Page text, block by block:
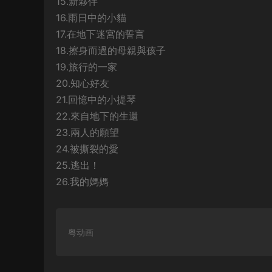
16.雨日中的小貓
17.在地下迷宮的誓言
18.擦身而過的母親與孩子
19.旅行的一家
20.知心好友
21.回憶中的小提琴
22.來自地下的生還
23.兩人的願望
24.被撕裂的愛
25.逃出！
26.我的媽媽
粤动画